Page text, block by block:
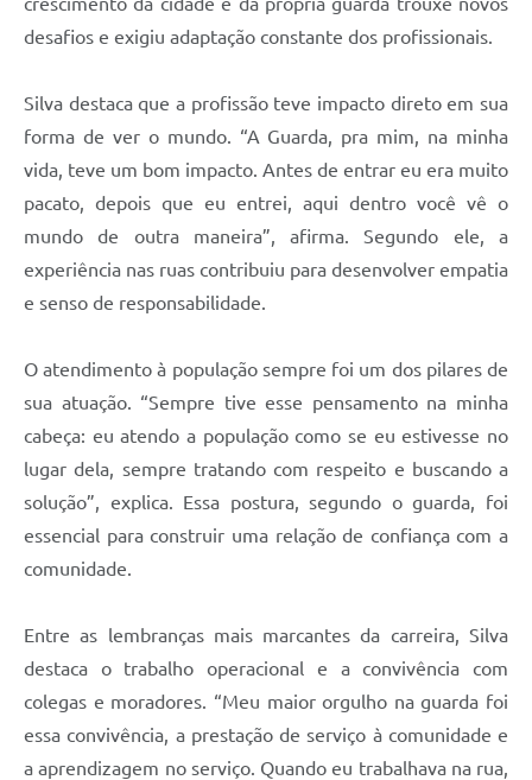
desafios e exigiu adaptação constante dos profissionais.
Silva destaca que a profissão teve impacto direto em sua
forma de ver o mundo. “A Guarda, pra mim, na minha
vida, teve um bom impacto. Antes de entrar eu era muito
pacato, depois que eu entrei, aqui dentro você vê o
mundo de outra maneira”, afirma. Segundo ele, a
experiência nas ruas contribuiu para desenvolver empatia
e senso de responsabilidade.
O atendimento à população sempre foi um dos pilares de
sua atuação. “Sempre tive esse pensamento na minha
cabeça: eu atendo a população como se eu estivesse no
lugar dela, sempre tratando com respeito e buscando a
solução”, explica. Essa postura, segundo o guarda, foi
essencial para construir uma relação de confiança com a
comunidade.
Entre as lembranças mais marcantes da carreira, Silva
destaca o trabalho operacional e a convivência com
colegas e moradores. “Meu maior orgulho na guarda foi
essa convivência, a prestação de serviço à comunidade e
a aprendizagem no serviço. Quando eu trabalhava na rua,